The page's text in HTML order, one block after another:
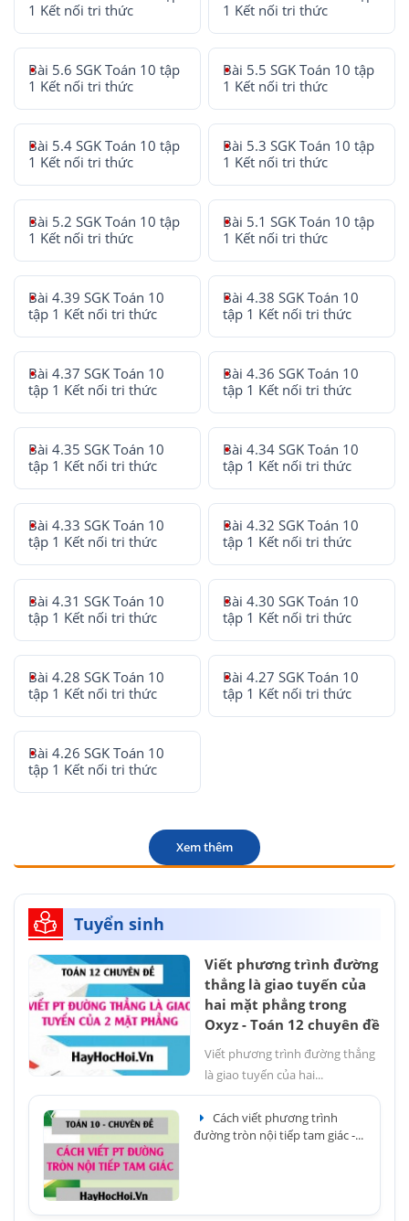
1 Kết nối tri thức
1 Kết nối tri thức
Bài 5.6 SGK Toán 10 tập
1 Kết nối tri thức
Bài 5.5 SGK Toán 10 tập
1 Kết nối tri thức
Bài 5.4 SGK Toán 10 tập
1 Kết nối tri thức
Bài 5.3 SGK Toán 10 tập
1 Kết nối tri thức
Bài 5.2 SGK Toán 10 tập
1 Kết nối tri thức
Bài 5.1 SGK Toán 10 tập
1 Kết nối tri thức
Bài 4.39 SGK Toán 10
tập 1 Kết nối tri thức
Bài 4.38 SGK Toán 10
tập 1 Kết nối tri thức
Bài 4.37 SGK Toán 10
tập 1 Kết nối tri thức
Bài 4.36 SGK Toán 10
tập 1 Kết nối tri thức
Bài 4.35 SGK Toán 10
tập 1 Kết nối tri thức
Bài 4.34 SGK Toán 10
tập 1 Kết nối tri thức
Bài 4.33 SGK Toán 10
tập 1 Kết nối tri thức
Bài 4.32 SGK Toán 10
tập 1 Kết nối tri thức
Bài 4.31 SGK Toán 10
tập 1 Kết nối tri thức
Bài 4.30 SGK Toán 10
tập 1 Kết nối tri thức
Bài 4.28 SGK Toán 10
tập 1 Kết nối tri thức
Bài 4.27 SGK Toán 10
tập 1 Kết nối tri thức
Bài 4.26 SGK Toán 10
tập 1 Kết nối tri thức
Xem thêm
Tuyển sinh
Viết phương trình đường
thẳng là giao tuyến của
hai mặt phẳng trong
Oxyz - Toán 12 chuyên đề
Viết phương trình đường thẳng
là giao tuyến của hai...
Cách viết phương trình
đường tròn nội tiếp tam giác -...